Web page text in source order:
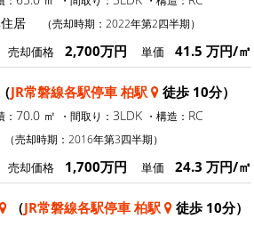
住居 （売却時期：2022年第2四半期）
売却価格 2,700万円 単価 41.5 万円/㎡
（JR常磐線各駅停車 柏駅 徒歩 10分）
： 70.0 ㎡ ・間取り： 3LDK ・構造： RC
（売却時期：2016年第3四半期）
売却価格 1,700万円 単価 24.3 万円/㎡
（JR常磐線各駅停車 柏駅 徒歩 10分）